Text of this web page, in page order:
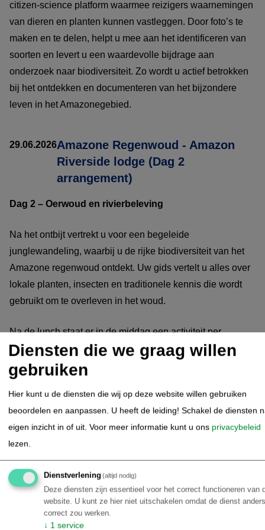
citizen-science platform waarmee reizigers waarnemingen
van dieren en planten kunnen vastleggen. Door foto’s te
maken en te delen, helpt u mee aan het identificeren van
soorten en levert u een waardevolle bijdrage aan
onderzoek naar biodiversiteit. Zo wordt u actief betrokken
bij het ontdekken en documenteren van het bijzondere
leven in het Amazonegebied.
29.06.2026Amazone Regenwoud - Amazon
Riverside lodge (Dag 2
arrangement)
Dag 2 – Oerwoud en rivierbeleving
Na het ontbijt vertrekt u voor een begeleide
junglewandeling, waarbij u de rijke biodiversiteit van het
Amazone regenwoud ontdekt. Uw gids vertelt u alles over
lokale planten, insecten en traditionele kennis die wordt
gebruikt om te overleven in het woud.
Na de lunch staat er in de middag een activiteit per
gemotoriseerde kano op het programma: piranha vissen,
een echte klassieker in de Amazone.
De excursie wordt afgesloten met een prachtige
zonsondergang op de rivier, waarna u terugkeert naar de
lodge voor het diner.
30.06.2026
Amazone Regenwoud - Amazon
Riverside lodge (Dag 3
arrangement)
Diensten die we graag willen
gebruiken
Hier kunt u de diensten die wij op deze website willen gebruiken
beoordelen en aanpassen. U heeft de leiding! Schakel de diensten
eigen inzicht in of uit. Voor meer informatie kunt u ons privacybeleid
lezen.
Dienstverlening(altijd nodig)
Deze diensten zijn essentieel voor het correct functioneren van
website. U kunt ze hier niet uitschakelen omdat de dienst
correct zou werken.
↓ 1 service